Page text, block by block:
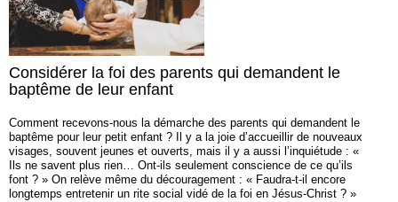
Considérer la foi des parents qui demandent le
baptême de leur enfant
Comment recevons-nous la démarche des parents qui demandent le
baptême pour leur petit enfant ? Il y a la joie d’accueillir de nouveaux
visages, souvent jeunes et ouverts, mais il y a aussi l’inquiétude : «
Ils ne savent plus rien… Ont-ils seulement conscience de ce qu’ils
font ? » On relève même du découragement : « Faudra-t-il encore
longtemps entretenir un rite social vidé de la foi en Jésus-Christ ? »